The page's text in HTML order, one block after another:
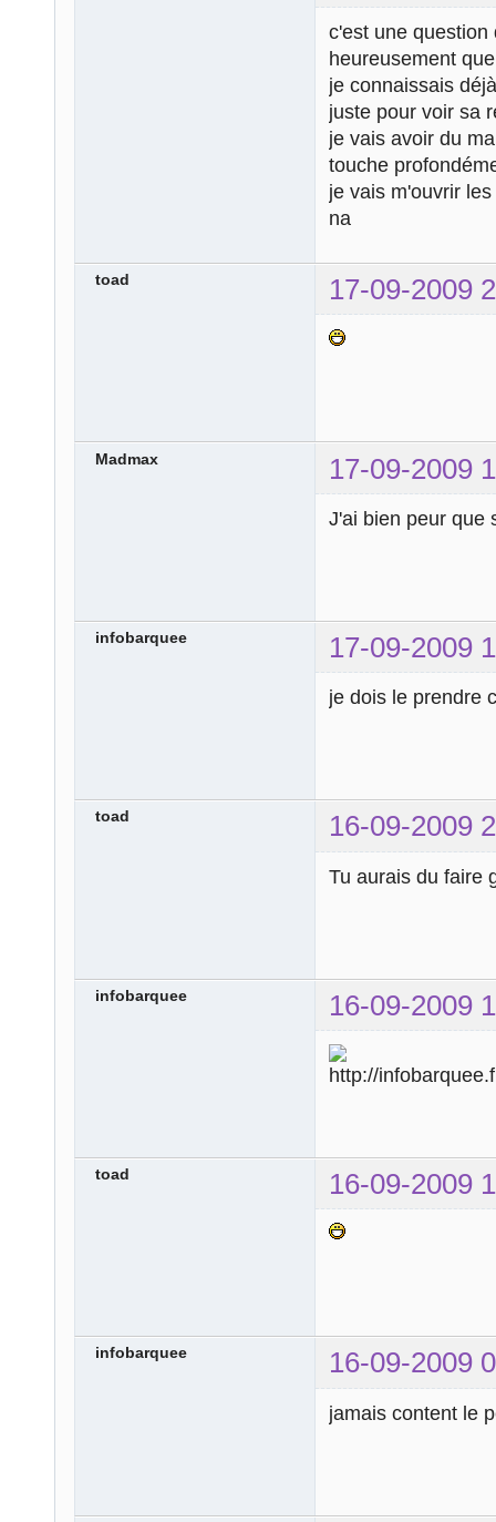
c'est une
heureusement
je connaissais
juste pour voir sa
je vais avoir du
touche
je vais m'ouvrir
na
toad 17-09-2009
Madmax 17-09-2009
J'ai bien peur que
infobarquee 17-09-2009
je dois le prendre
toad 16-09-2009
Tu aurais du faire
infobarquee 16-09-2009
toad 16-09-2009
infobarquee 16-09-2009
jamais content le